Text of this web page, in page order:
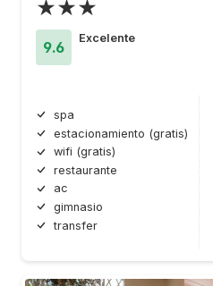
★★★
9.6
Excelente
spa
estacionamiento (gratis)
wifi (gratis)
restaurante
ac
gimnasio
transfer